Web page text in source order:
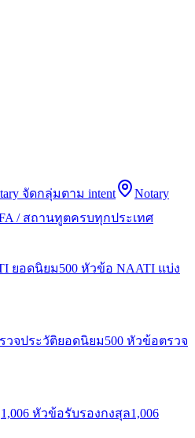
จัดกลุ่มตาม intent
Notary
/ สถานทูตครบทุกประเทศ
ยอดนิยม500 หัวข้อ NAATI แบ่ง
วจประวัติยอดนิยม500 หัวข้อตรวจ
1,006 หัวข้อรับรองกงสุล1,006